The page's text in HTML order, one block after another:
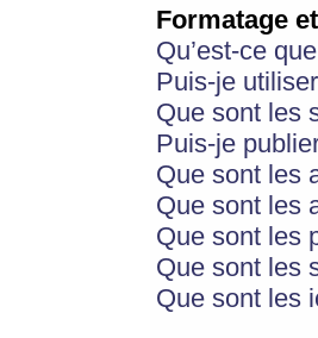
Formatage
Qu’est-ce
Puis-je
Que sont les
Puis-je
Que sont les
Que sont les
Que sont les
Que sont les
Que sont les